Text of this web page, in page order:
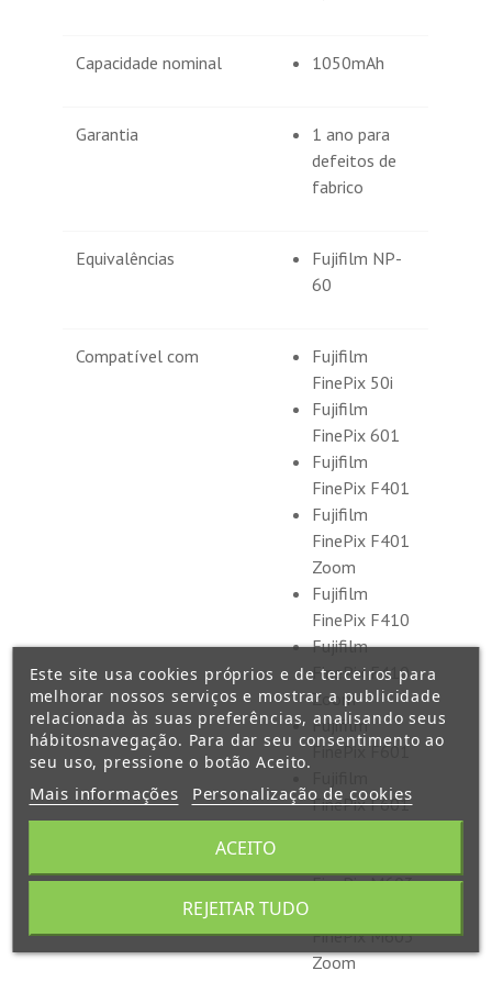
Capacidade nominal 1050mAh
Garantia
1 ano para
defeitos de
fabrico
Equivalências
Fujifilm NP-
60
Compatível com
Fujifilm
FinePix 50i
Fujifilm
FinePix 601
Fujifilm
FinePix F401
Fujifilm
FinePix F401
Zoom
Fujifilm
FinePix F410
Fujifilm
FinePix F410
Zoom
Fujifilm
FinePix F601
FinePix F601
FinePix M603
FinePix M603
Zoom
Este site usa cookies próprios e de terceiros para
melhorar nossos serviços e mostrar a publicidade
relacionada às suas preferências, analisando seus
hábitosnavegação. Para dar seu consentimento ao
seu uso, pressione o botão Aceito.
Mais informações Personalização de cookies
REJEITAR TUDO
ACEITO